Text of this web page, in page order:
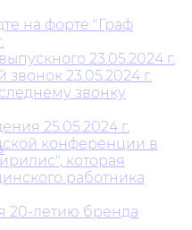
на форте "Граф
23.05.2024 г.
23.05.2024 г.
звонку
25.05.2024 г.
конференции в
которая
работника
20-летию бренда